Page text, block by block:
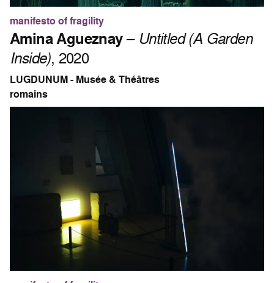
manifesto of fragility
Amina Agueznay– Untitled (A Garden
Inside), 2020
LUGDUNUM - Musée & Théâtres
romains